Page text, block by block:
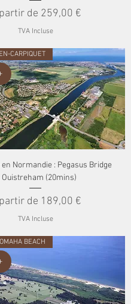
de 259,00 €
promotionnel
TVA Incluse
CARPIQUET
Normandie : Pegasus Bridge
Ouistreham (20mins)
de 189,00 €
promotionnel
TVA Incluse
BEACH